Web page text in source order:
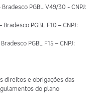
PGBL V49/30 - CNPJ:
PGBL F10 – CNPJ:
PGBL F15 – CNPJ:
direitos e obrigações das
do plano